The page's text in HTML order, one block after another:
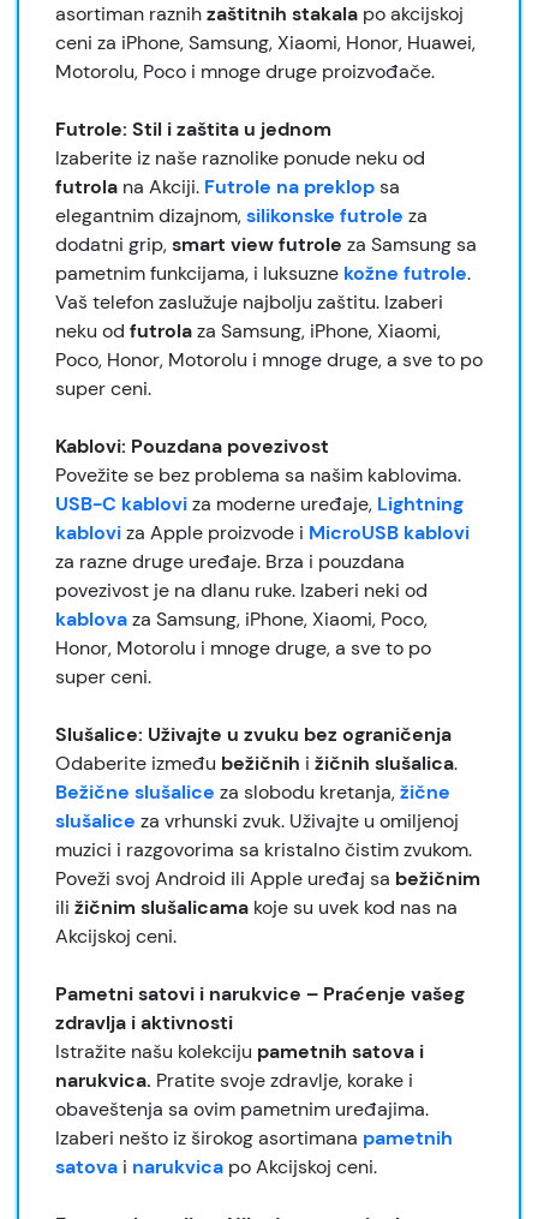
asortiman raznihzaštitnih stakala po akcijskoj
ceni za iPhone, Samsung, Xiaomi, Honor, Huawei,
Motorolu, Poco i mnoge druge proizvođače.
Futrole: Stil i zaštita u jednom
Izaberite iz naše raznolike ponude neku od
futrola na Akciji. Futrole na preklopsa
elegantnim dizajnom,silikonske futrole za
dodatni grip,smart view futrole za Samsung sa
pametnim funkcijama, i luksuzne kožne futrole.
Vaš telefon zaslužuje najbolju zaštitu. Izaberi
neku od futrolaza Samsung, iPhone, Xiaomi,
Poco, Honor, Motorolu i mnoge druge, a sve to po
super ceni.
Kablovi: Pouzdana povezivost
Povežite se bez problema sa našim kablovima.
USB-C kabloviza moderne uređaje, Lightning
kabloviza Apple proizvode i MicroUSB kablovi
za razne druge uređaje. Brza i pouzdana
povezivost je na dlanu ruke. Izaberi neki od
kablovaza Samsung, iPhone, Xiaomi, Poco,
Honor, Motorolu i mnoge druge, a sve to po
super ceni.
Slušalice: Uživajte u zvuku bez ograničenja
Odaberite između bežičnih i žičnih slušalica.
Bežične slušalice za slobodu kretanja,žične
slušalice za vrhunski zvuk. Uživajte u omiljenoj
muzici i razgovorima sa kristalno čistim zvukom.
Poveži svoj Android ili Apple uređaj sa bežičnim
ili žičnim slušalicama koje su uvek kod nas na
Akcijskoj ceni.
Pametni satovi i narukvice – Praćenje vašeg
zdravlja i aktivnosti
Istražite našu kolekciju pametnih satova i
narukvica. Pratite svoje zdravlje, korake i
obaveštenja sa ovim pametnim uređajima.
Izaberi nešto iz širokog asortimana pametnih
satova i narukvica po Akcijskoj ceni.